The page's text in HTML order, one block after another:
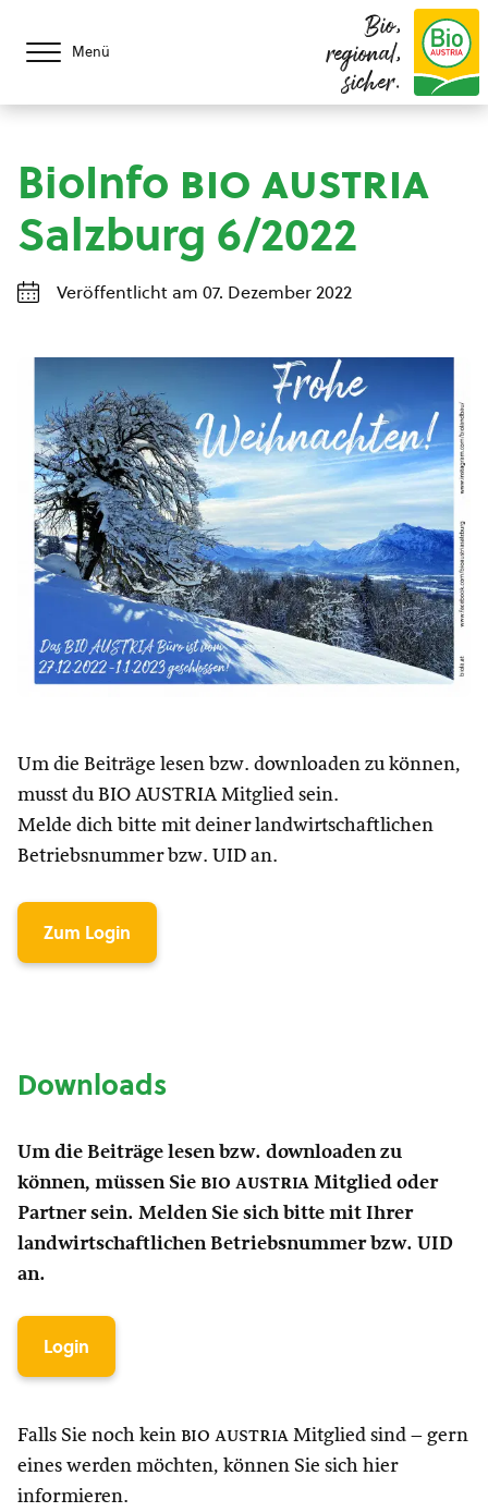
Menü
Bio,
regional,
sicher.
BioInfo bio austria
Salzburg 6/2022
Veröffentlicht am 07. Dezember 2022
Um die Beiträge lesen bzw. downloaden zu können,
musst du BIO AUSTRIA Mitglied sein.
Melde dich bitte mit deiner landwirtschaftlichen
Betriebsnummer bzw. UID an.
Zum Login
Downloads
Um die Beiträge lesen bzw. downloaden zu
können, müssen Sie bio austria Mitglied oder
Partner sein. Melden Sie sich bitte mit Ihrer
landwirtschaftlichen Betriebsnummer bzw. UID
an.
Login
Falls Sie noch kein bio austria Mitglied sind – gern
eines werden möchten, können Sie sich hier
informieren.